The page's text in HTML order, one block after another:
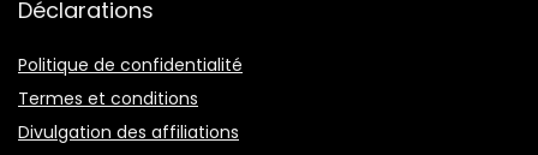
Déclarations
Politique de confidentialité
Termes et conditions
Divulgation des affiliations